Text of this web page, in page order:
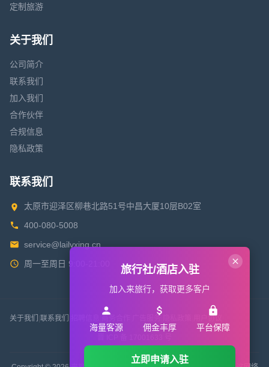
定制旅游
关于我们
公司简介
联系我们
加入我们
合作伙伴
合规信息
隐私政策
联系我们
太原市迎泽区柳巷北路51号中昌大厦10层B02室
400-080-5008
service@lailvxing.cn
周一至周日 9:00-21:00
关于我们 联系我们 用户协议
旅行社/酒店入驻
加入来旅行，获取更多客户
海量客源 佣金丰厚 平台保障
立即申请入驻